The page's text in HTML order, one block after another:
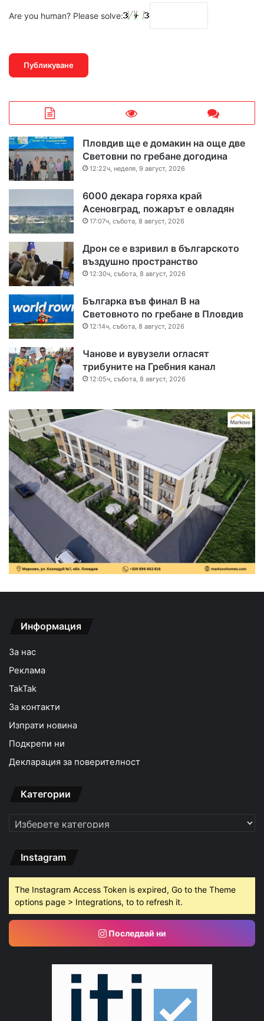
Are you human? Please solve:
Пловдив ще е домакин на още две
Световни по гребане догодина
12:22ч, неделя, 9 август, 2026
6000 декара горяха край
Асеновград, пожарът е овладян
17:07ч, събота, 8 август, 2026
Дрон се е взривил в българското
въздушно пространство
12:30ч, събота, 8 август, 2026
Българка във финал B на
Световното по гребане в Пловдив
12:14ч, събота, 8 август, 2026
Чанове и вувузели огласят
трибуните на Гребния канал
12:05ч, събота, 8 август, 2026
Информация
За нас
Реклама
TakTak
За контакти
Изпрати новина
Подкрепи ни
Декларация за поверителност
Категории
Категории
Instagram
The Instagram Access Token is expired, Go to the Theme
options page > Integrations, to to refresh it.
Последвай ни